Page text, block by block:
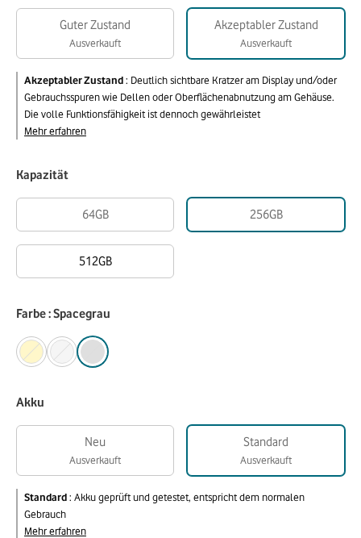
Guter Zustand
Ausverkauft
Akzeptabler Zustand
Ausverkauft
Akzeptabler Zustand: Deutlich sichtbare Kratzer am Display und/oder
Gebrauchsspuren wie Dellen oder Oberflächenabnutzung am Gehäuse.
Die volle Funktionsfähigkeit ist dennoch gewährleistet
Mehr erfahren
Kapazität
64GB 256GB
512GB
Farbe : Spacegrau
Akku
Neu
Ausverkauft
Standard
Ausverkauft
Standard: Akku geprüft und getestet, entspricht dem normalen
Gebrauch
Mehr erfahren